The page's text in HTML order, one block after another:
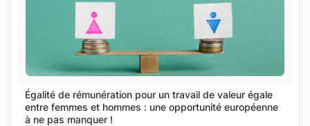
Égalité de rémunération pour un travail de valeur égale
entre femmes et hommes : une opportunité européenne
à ne pas manquer !